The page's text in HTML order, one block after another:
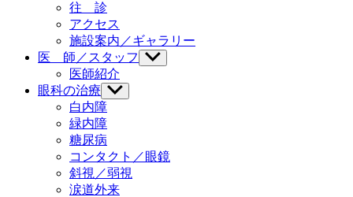
を
往 診
アクセス
施設案内／ギャラリー
医 師／スタッフ
サ
表
医師紹介
眼科の治療 サ
ブ
メ
ュ
ー
を
表
白内障
緑内障
糖尿病
コンタクト／眼鏡
斜視／弱視
涙道外来